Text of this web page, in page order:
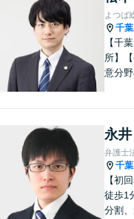
よつば
千
【千
所】
意分
永
弁護士
千
【初
徒歩1
分割